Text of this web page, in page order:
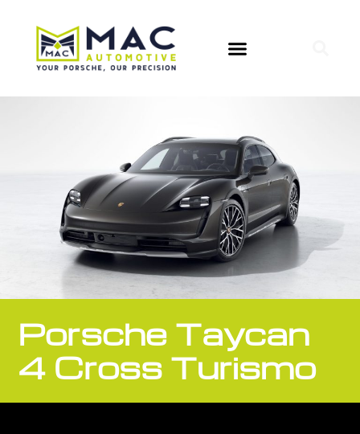
Porsche Taycan
4 Cross Turismo